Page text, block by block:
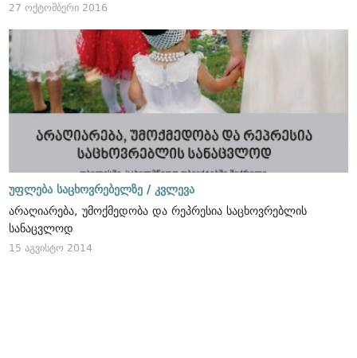
27 ოქტომბერი 2016
უფლება საცხოვრებელზე / კვლევა
არაღიარება, უმოქმედობა და რეპრესია საცხოვრებლის
სანაცვლოდ
15 აგვისტო 2014